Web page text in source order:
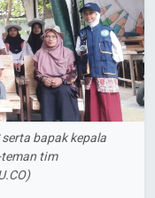
bapak kepala
tim